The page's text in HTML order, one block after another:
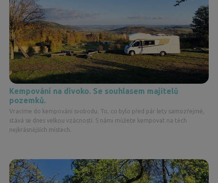
Kempování na divoko. Se souhlasem majitelů
pozemků.
Vracíme do kempování svobodu. To, co bylo před pár lety samozřejmé,
stává se dnes velkou vzácností. S námi můžete kempovat na těch
nejkrásnějších místech.